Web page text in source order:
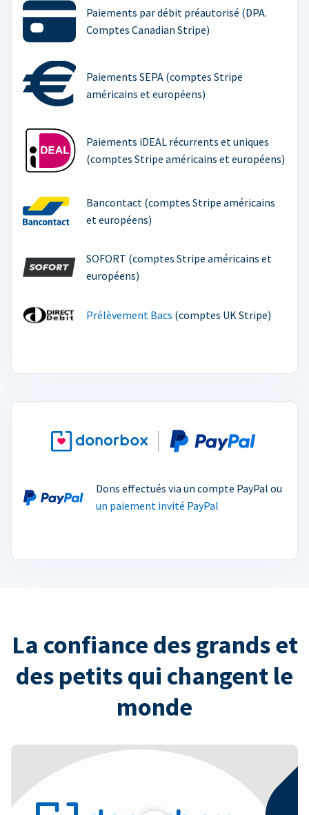
Paiements par débit préautorisé (DPA.
Comptes Canadian Stripe)
Paiements SEPA (comptes Stripe
américains et européens)
Paiements iDEAL récurrents et uniques
(comptes Stripe américains et européens)
Bancontact (comptes Stripe américains
et européens)
SOFORT (comptes Stripe américains et
européens)
Prélèvement Bacs (comptes UK Stripe)
Dons effectués via un compte PayPal ou
un paiement invité PayPal
La confiance des grands et
des petits qui changent le
monde